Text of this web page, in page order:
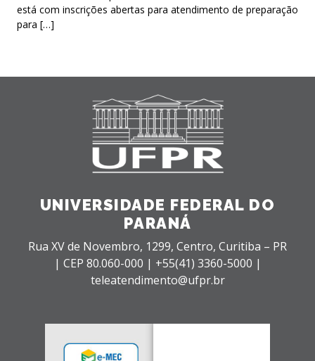
está com inscrições abertas para atendimento de preparação
para […]
UNIVERSIDADE FEDERAL DO
PARANÁ
Rua XV de Novembro, 1299, Centro, Curitiba – PR
| CEP 80.060-000 | +55(41) 3360-5000 |
teleatendimento@ufpr.br